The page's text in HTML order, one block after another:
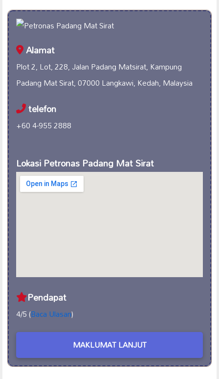
Alamat
Plot 2, Lot, 228, Jalan Padang Matsirat, Kampung
Padang Mat Sirat, 07000 Langkawi, Kedah, Malaysia
telefon
+60 4-955 2888
Lokasi Petronas Padang Mat Sirat
Pendapat
4/5 (Baca Ulasan)
MAKLUMAT LANJUT